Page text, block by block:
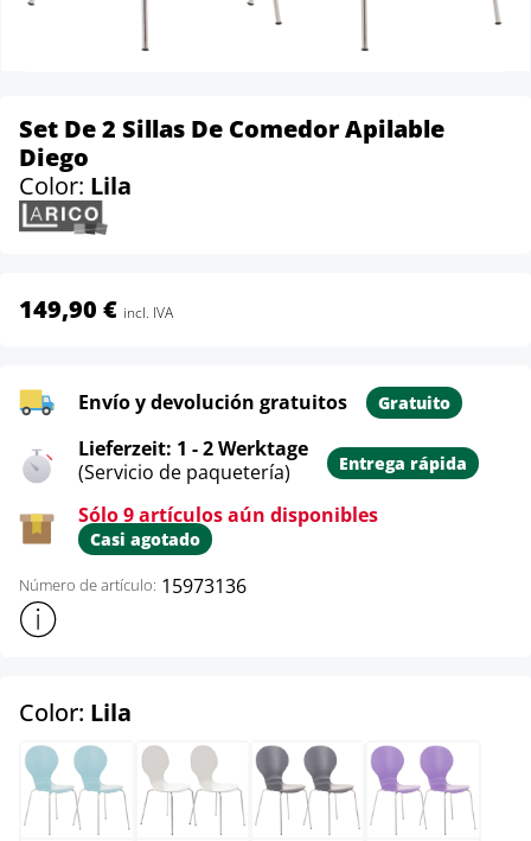
Set De 2 Sillas De Comedor Apilable
Diego
Color: Lila
149,90 € incl. IVA
Envío y devolución gratuitos Gratuito
Lieferzeit: 1 - 2 Werktage
(Servicio de paquetería)
Entrega rápida
Sólo 9 artículos aún disponibles
Casi agotado
Número de artículo: 15973136
Mostrar más información sobre el producto
Color: Lila
Azul claro Blanco Gris Lila